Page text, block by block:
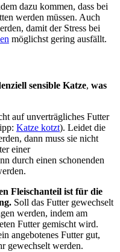
dazu kommen, dass bei
werden müssen. Auch
damit der Stress bei
möglichst gering ausfällt.
sensible Katze, was
auf unverträgliches Futter
Katze kotzt). Leidet die
dann muss sie nicht
einer
durch einen schonenden
Fleischanteil ist für die
Soll das Futter gewechselt
werden, indem am
Futter gemischt wird.
angebotenes Futter gut,
gewechselt werden.